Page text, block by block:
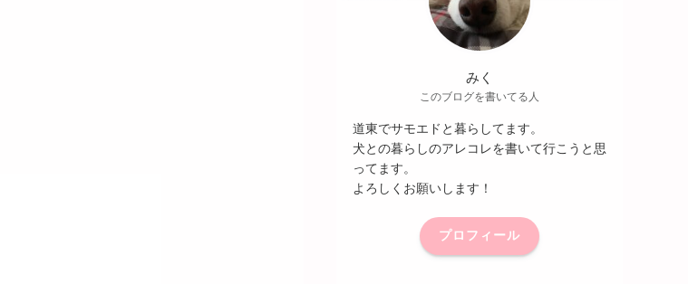
みく
このブログを書いてる人
道東でサモエドと暮らしてます。
犬との暮らしのアレコレを書いて行こうと思
ってます。
よろしくお願いします！
プロフィール